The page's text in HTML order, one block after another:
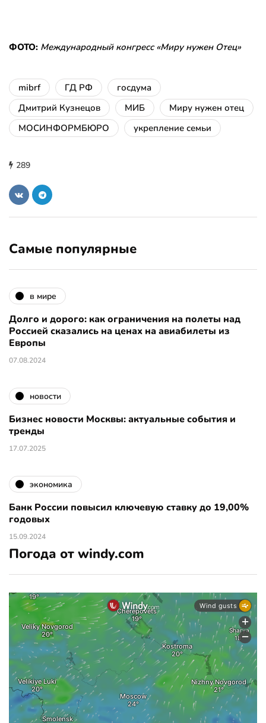
ФОТО: Международный конгресс «Миру нужен Отец»
mibrf ГД РФ
госдума
Дмитрий Кузнецов
МИБ
Миру нужен отец
МОСИНФОРМБЮРО
укрепление семьи
289
Самые популярные
в мире
Долго и дорого: как ограничения на полеты над
Россией сказались на ценах на авиабилеты из
Европы
07.08.2024
новости
Бизнес новости Москвы: актуальные события и
тренды
17.07.2025
экономика
Банк России повысил ключевую ставку до 19,00%
годовых
15.09.2024
Погода от windy.com